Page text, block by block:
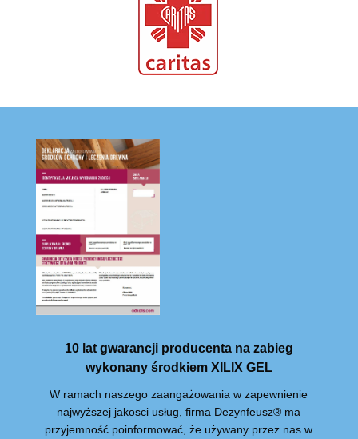
10 lat gwarancji producenta na zabieg
wykonany środkiem XILIX GEL
W ramach naszego zaangażowania w zapewnienie
najwyższej jakosci usług, firma Dezynfeusz® ma
przyjemność poinformować, że używany przez nas w